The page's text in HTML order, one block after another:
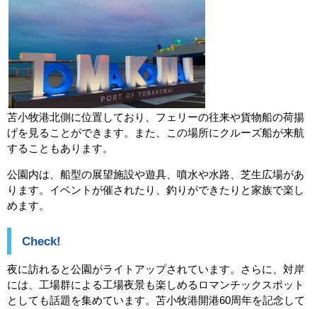
苫小牧港北側に位置しており、フェリーの往来や貨物船の荷揚
げを見ることができます。また、この場所にクルーズ船が来航
することもあります。
公園内は、船型の展望施設や遊具、噴水や水路、芝生広場があ
ります。イベントが催されたり、釣りができたりと家族で楽し
めます。
Check!
夜に訪れると公園がライトアップされています。さらに、対岸
には、工場群による工場夜景も楽しめるロマンチックスポット
としても話題を集めています。苫小牧港開港60周年を記念して